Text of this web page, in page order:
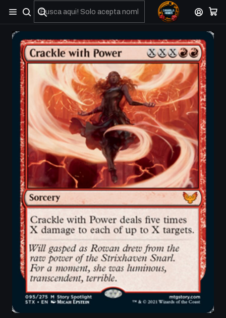
No olviden reportar sus depositos y transferencias por Whatsapp